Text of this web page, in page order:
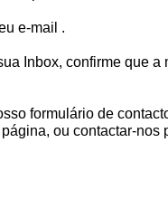
e-mail .
Inbox, confirme que a
formulário de
ou contactar-nos